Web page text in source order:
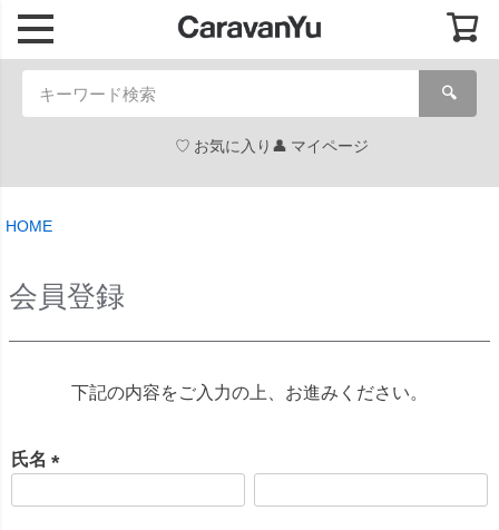
🔍
お気に入り マイページ
HOME
会員登録
下記の内容をご入力の上、お進みください。
氏名